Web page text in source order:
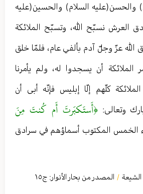
والحسن(عليه السلام) والحسين(عليه
العرش نسبّح الله، وتسبّح الملائكة
الله عزّ وجلّ آدم بألفي عام، فلمّا خلق
الملائكة أن يسجدوا له، ولم يأمرنا
كلّهم إلّا إبليس فإنّه أبى أن
وتعالی:﴿أَستَكبَرتَ أَم كُنتَ مِنَ
الخمس المكتوب أسماؤهم في سرادق
/ المصدر من بحار الأنوار: ج١٥